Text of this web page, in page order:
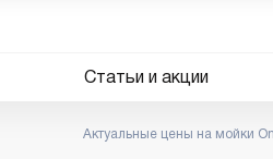
Статьи и акции
Актуальные цены на мойки